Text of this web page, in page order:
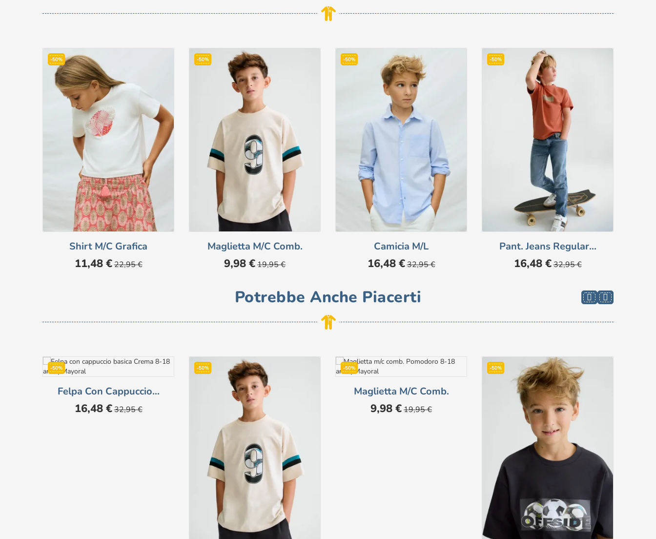
-50%
Shirt M/c Grafica
Prezzo
11,48 € Prezzo
base
22,95 €
-50%
Maglietta M/c Comb.
Prezzo
9,98 € Prezzo
base
19,95 €
-50%
Camicia M/l
Prezzo
16,48 € Prezzo
base
32,95 €
-50%
Pant. Jeans Regular...
Prezzo
16,48 € Prezzo
base
32,95 €
Potrebbe Anche Piacerti
-50%
Felpa Con Cappuccio...
Prezzo
16,48 € Prezzo
base
32,95 €
-50% -50%
Maglietta M/c Comb.
Prezzo
9,98 € Prezzo
base
19,95 €
-50%